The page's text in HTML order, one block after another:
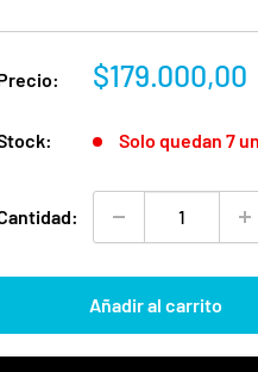
Precio
venta
$179.000,00
Solo quedan 7
Añadir al carrito